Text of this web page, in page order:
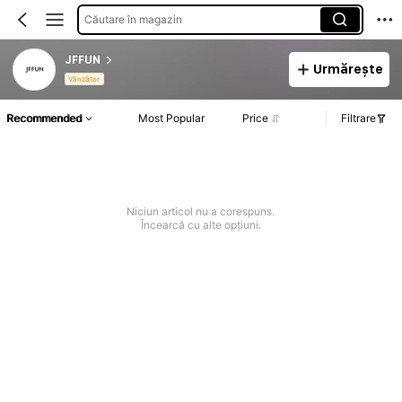
Căutare în magazin
JFFUN
Vânzător
Urmărește
Recommended Most Popular Price Filtrare
Niciun articol nu a corespuns.
Încearcă cu alte opțiuni.